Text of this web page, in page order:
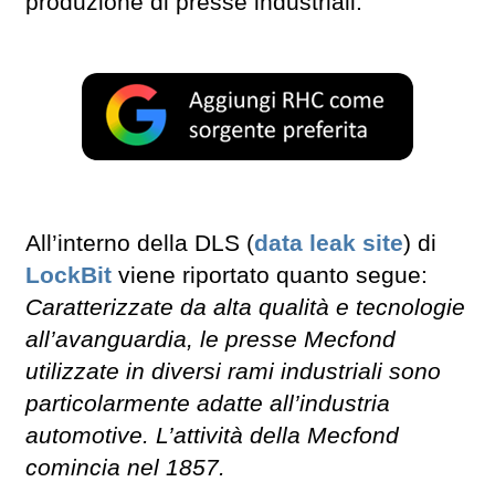
All’interno della DLS (data leak site) di
LockBit viene riportato quanto segue:
Caratterizzate da alta qualità e tecnologie
all’avanguardia, le presse Mecfond
utilizzate in diversi rami industriali sono
particolarmente adatte all’industria
automotive. L’attività della Mecfond
comincia nel 1857.